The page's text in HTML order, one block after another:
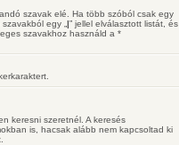
szavak elé. Ha több szóból csak egy
egy „ |” jellel elválasztott listát, és
szavakhoz használd a *
keresni szeretnél. A keresés
is, hacsak alább nem kapcsoltad ki